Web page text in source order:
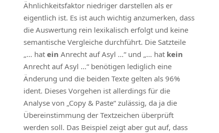
Ähnlichkeitsfaktor niedriger darstellen als er
eigentlich ist. Es ist auch wichtig anzumerken, dass
die Auswertung rein lexikalisch erfolgt und keine
semantische Vergleiche durchführt. Die Satzteile
„… hat ein Anrecht auf Asyl …“ und „… hat kein
Anrecht auf Asyl …“ benötigen lediglich eine
Änderung und die beiden Texte gelten als 96%
ident. Dieses Vorgehen ist allerdings für die
Analyse von „Copy & Paste“ zulässig, da ja die
Übereinstimmung der Textzeichen überprüft
werden soll. Das Beispiel zeigt aber gut auf, dass